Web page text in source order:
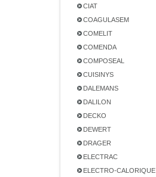
CIAT
COAGULASEM
COMELIT
COMENDA
COMPOSEAL
CUISINYS
DALEMANS
DALILON
DECKO
DEWERT
DRAGER
ELECTRAC
ELECTRO-CALORIQUE